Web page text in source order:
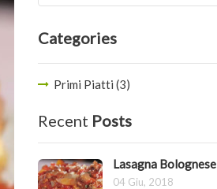
Categories
Primi Piatti (3)
Recent Posts
Lasagna Bolognese
04 Giu, 2018